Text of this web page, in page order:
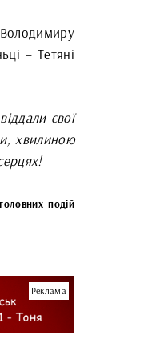
– Тетяні
свої
хвилиною
подій
Реклама